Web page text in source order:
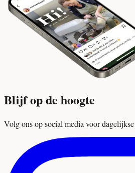
Blijf op de hoogte
Volg ons op social media voor